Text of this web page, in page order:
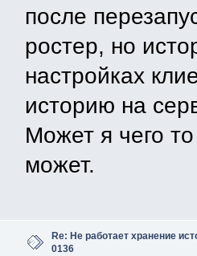
после
ростер, но
настройках
историю на
Может я чего
может.
Re: Не работает хранение
0136